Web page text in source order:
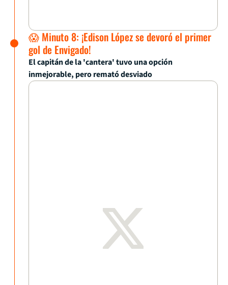
😱 Minuto 8: ¡Edison López se devoró el primer
gol de Envigado!
El capitán de la 'cantera' tuvo una opción
inmejorable, pero remató desviado